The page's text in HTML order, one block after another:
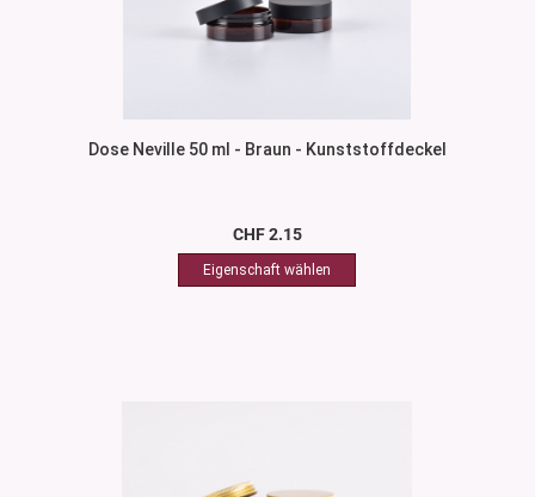
Dose Neville 50 ml - Braun - Kunststoffdeckel
CHF 2.15